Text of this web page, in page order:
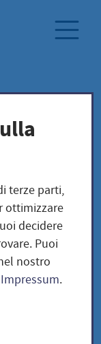
semi
terze parti,
ottimizzare
decidere
Puoi
nostro
Impressum.